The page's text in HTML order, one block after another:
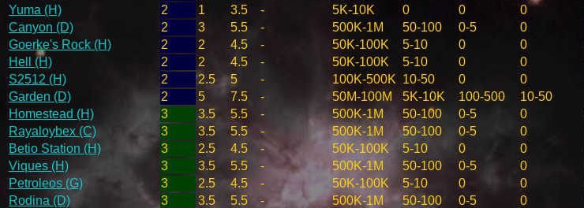
Yuma (H)
2 1 3.5 - 5K-10K 0 0 0
Canyon (D)
2 3 5.5 - 500K-1M 50-100 0-5 0
Goerke's Rock (H)
2 2 4.5 - 50K-100K 5-10 0 0
Hell (H)
2 2 4.5 - 50K-100K 5-10 0 0
S2512 (H)
2 2.5 5 - 100K-500K 10-50 0 0
Garden (D)
2 5 7.5 - 50M-100M 5K-10K 100-500 10-50
Homestead (H)
3 3.5 5.5 - 500K-1M 50-100 0-5 0
Rayaloybex (C)
3 3.5 5.5 - 500K-1M 50-100 0-5 0
Betio Station (H)
3 2.5 4.5 - 50K-100K 5-10 0 0
Viques (H)
3 3.5 5.5 - 500K-1M 50-100 0-5 0
Petroleos (G)
3 2.5 4.5 - 50K-100K 5-10 0 0
Rodina (D)
3 3.5 5.5 - 500K-1M 50-100 0-5 0